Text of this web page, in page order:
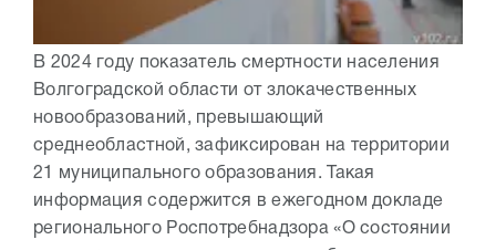
В 2024 году показатель смертности населения
Волгоградской области от злокачественных
новообразований, превышающий
среднеобластной, зафиксирован на территории
21 муниципального образования. Такая
информация содержится в ежегодном докладе
регионального Роспотребнадзора «О состоянии